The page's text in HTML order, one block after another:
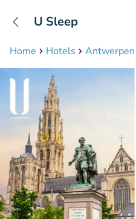
Home Hotels Antwerpen
U Sleep